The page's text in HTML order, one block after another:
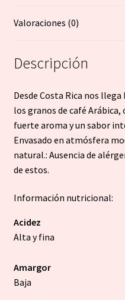
cantidad
Valoraciones (0)
Descripción
Desde Costa Rica nos
los granos de café
fuerte aroma y un sabor
Envasado en atmósfera
natural.: Ausencia de
de estos.
Información nutricional:
Acidez
Alta y fina
Amargor
Baja